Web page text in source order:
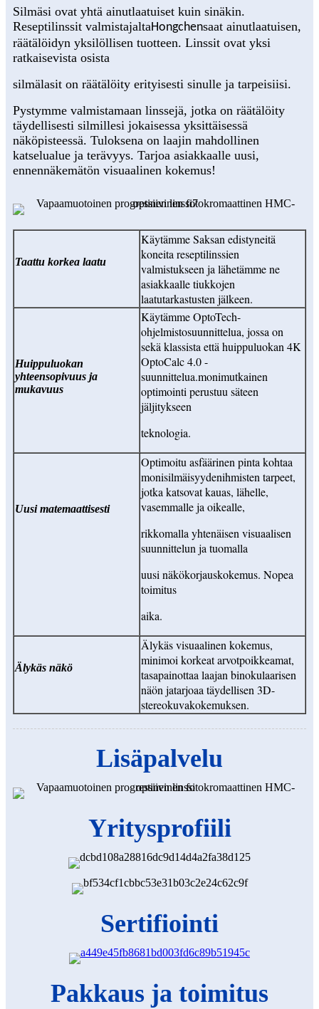
Silmäsi ovat yhtä ainutlaatuiset kuin sinäkin.
Reseptilinssit valmistajaltaHongchensaat ainutlaatuisen,
räätälöidyn yksilöllisen tuotteen. Linssit ovat yksi
ratkaisevista osista
silmälasit on räätälöity erityisesti sinulle ja tarpeisiisi.
Pystymme valmistamaan linssejä, jotka on räätälöity
täydellisesti silmillesi jokaisessa yksittäisessä
näköpisteessä. Tuloksena on laajin mahdollinen
katselualue ja terävyys. Tarjoa asiakkaalle uusi,
ennennäkemätön visuaalinen kokemus!
Taattu korkea laatu
Käytämme Saksan edistyneitä
koneita reseptilinssien
valmistukseen ja lähetämme ne
asiakkaalle tiukkojen
laatutarkastusten jälkeen.
Huippuluokan
yhteensopivuus ja
mukavuus
Käytämme OptoTech-
ohjelmistosuunnittelua, jossa on
sekä klassista että huippuluokan 4K
OptoCalc 4.0 -
suunnittelua.monimutkainen
optimointi perustuu säteen
jäljitykseen
teknologia.
Uusi matemaattisesti
Optimoitu asfäärinen pinta kohtaa
monisilmäisyydenihmisten tarpeet,
jotka katsovat kauas, lähelle,
vasemmalle ja oikealle,
rikkomalla yhtenäisen visuaalisen
suunnittelun ja tuomalla
uusi näkökorjauskokemus. Nopea
toimitus
aika.
Älykäs näkö
Älykäs visuaalinen kokemus,
minimoi korkeat arvotpoikkeamat,
tasapainottaa laajan binokulaarisen
näön jatarjoaa täydellisen 3D-
stereokuvakokemuksen.
Lisäpalvelu
Yritysprofiili
Sertifiointi
Pakkaus ja toimitus